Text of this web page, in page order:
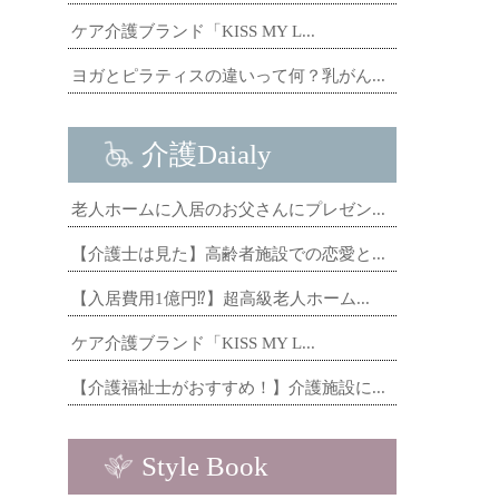
ケア介護ブランド「KISS MY L...
ヨガとピラティスの違いって何？乳がん...
介護Daialy
老人ホームに入居のお父さんにプレゼン...
【介護士は見た】高齢者施設での恋愛と...
【入居費用1億円⁉】超高級老人ホーム...
ケア介護ブランド「KISS MY L...
【介護福祉士がおすすめ！】介護施設に...
Style Book